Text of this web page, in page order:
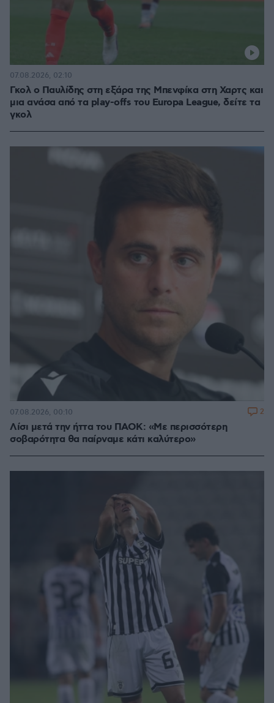
Γκολ ο Παυλίδης στη εξάρα της Μπενφίκα στη Χαρτς και
μια ανάσα από τα play-offs του Europa League, δείτε τα
γκολ
07.08.2026, 02:10
Λίσι μετά την ήττα του ΠΑΟΚ: «Με περισσότερη
σοβαρότητα θα παίρναμε κάτι καλύτερο»
07.08.2026, 00:10 2